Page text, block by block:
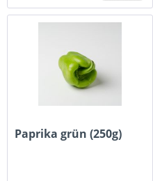
Paprika grün (250g)